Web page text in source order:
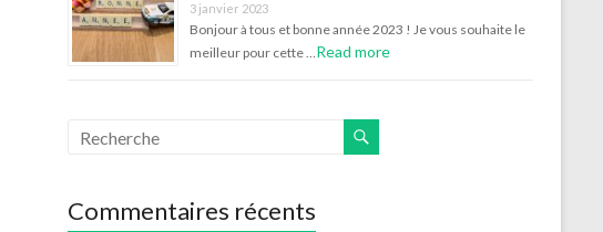
3 janvier 2023
Bonjour à tous et bonne année 2023 ! Je vous souhaite le
meilleur pour cette …Read more
Commentaires récents